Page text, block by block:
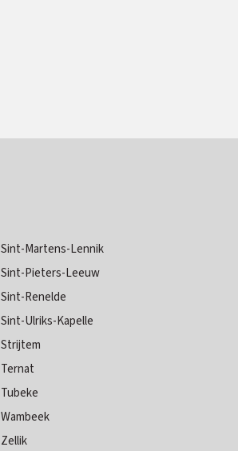
Sint-Martens-Lennik
Sint-Pieters-Leeuw
Sint-Renelde
Sint-Ulriks-Kapelle
Strijtem
Ternat
Tubeke
Wambeek
Zellik